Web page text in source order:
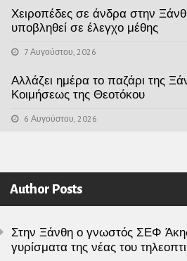
Χειροπέδες σε άνδρα στην
υποβληθεί σε έλεγχο μέθης
7 Αυγούστου, 2026
Αλλάζει ημέρα το παζάρι της
Κοιμήσεως της Θεοτόκου
6 Αυγούστου, 2026
Author Posts
Στην Ξάνθη ο γνωστός ΣΕΦ Άκης
γυρίσματα της νέας του